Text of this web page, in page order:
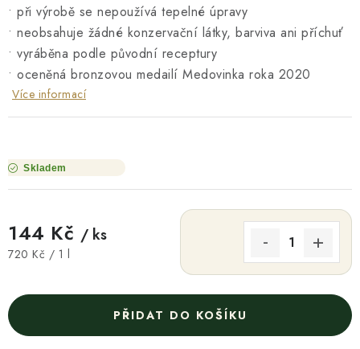
• při výrobě se nepoužívá tepelné úpravy
• neobsahuje žádné konzervační látky, barviva ani příchuť
• vyráběna podle původní receptury
• oceněná bronzovou medailí Medovinka roka 2020
Více informací
Skladem
144 Kč / ks
Měrná cena:
720 Kč / 1 l
PŘIDAT DO KOŠÍKU